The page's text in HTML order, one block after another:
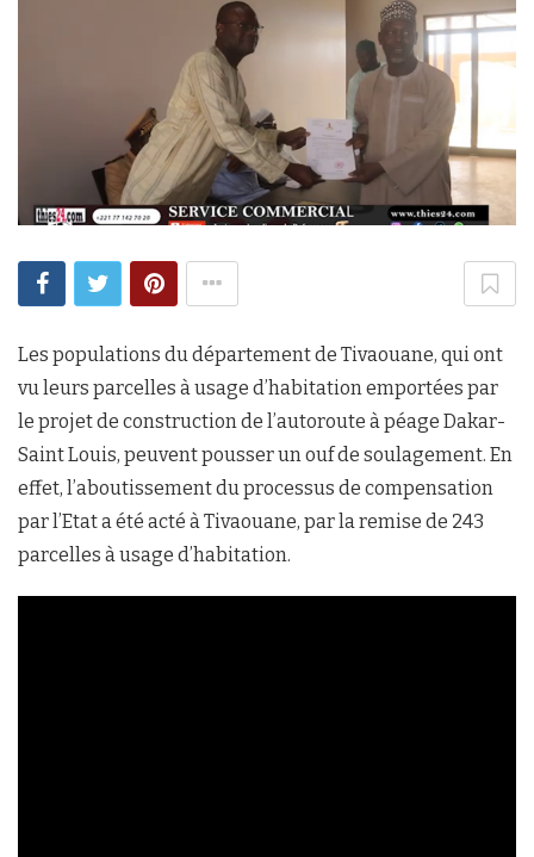
Les populations du département de Tivaouane, qui ont
vu leurs parcelles à usage d’habitation emportées par
le projet de construction de l’autoroute à péage Dakar-
Saint Louis, peuvent pousser un ouf de soulagement. En
effet, l’aboutissement du processus de compensation
par l’Etat a été acté à Tivaouane, par la remise de 243
parcelles à usage d’habitation.